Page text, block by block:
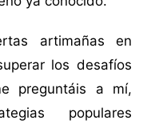
artimañas en
los desafíos
preguntáis a mí,
populares